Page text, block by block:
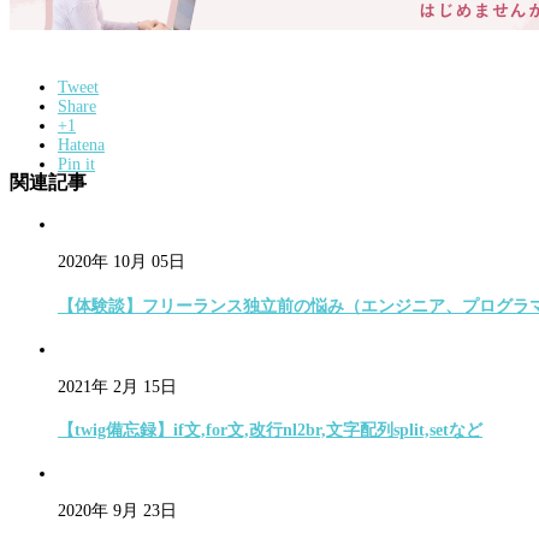
Tweet
Share
+1
Hatena
Pin it
関連記事
2020年 10月 05日
【体験談】フリーランス独立前の悩み（エンジニア、プログラ
2021年 2月 15日
【twig備忘録】if文,for文,改行nl2br,文字配列split,setなど
2020年 9月 23日